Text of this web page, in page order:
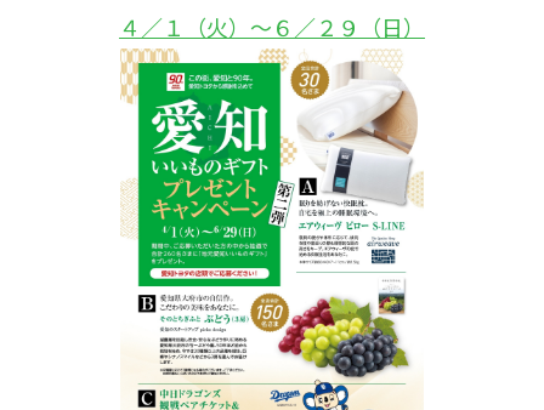
４／１（火）～６／２９（日）